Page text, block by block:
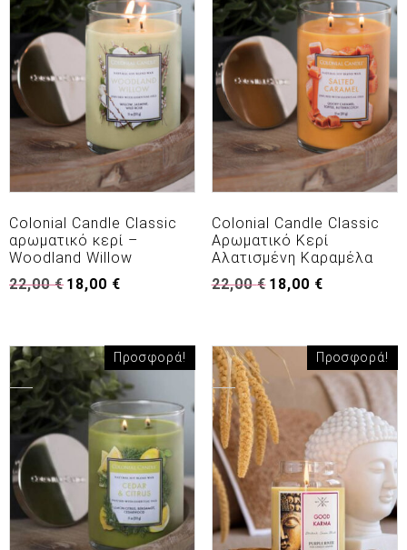
Colonial Candle Classic
αρωματικό κερί –
Woodland Willow
22,00€ Original
18,00 €
18,00 €.
Colonial Candle Classic
Αρωματικό Κερί
Αλατισμένη Καραμέλα
22,00€ Original
18,00 €Η
18,00 €.
Προσφορά! Προσφορά!